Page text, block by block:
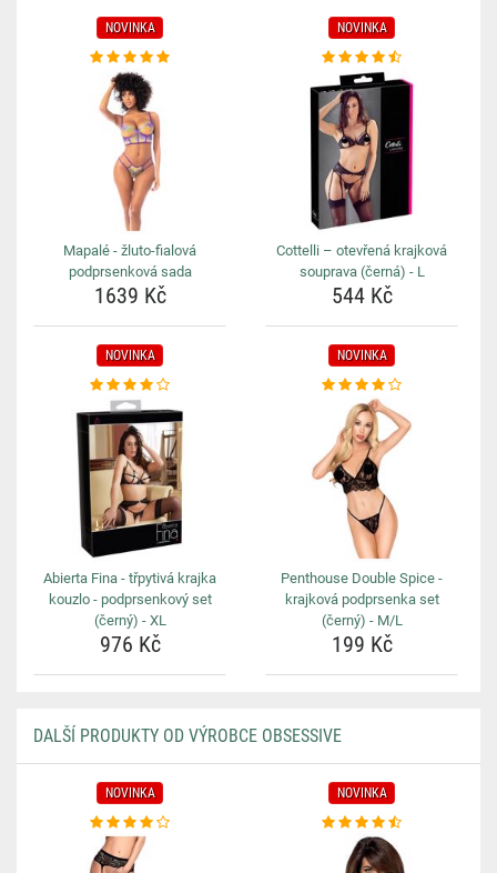
NOVINKA
Mapalé - žluto-fialová
podprsenková sada
1639 Kč
NOVINKA
Cottelli – otevřená krajková
souprava (černá) - L
544 Kč
NOVINKA
Abierta Fina - třpytivá krajka
kouzlo - podprsenkový set
(černý) - XL
976 Kč
NOVINKA
Penthouse Double Spice -
krajková podprsenka set
(černý) - M/L
199 Kč
DALŠÍ PRODUKTY OD VÝROBCE OBSESSIVE
NOVINKA NOVINKA